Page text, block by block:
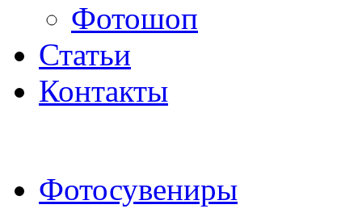
Фотошоп
Статьи
Контакты
Фотосувениры